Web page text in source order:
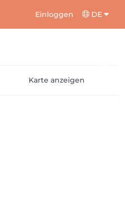
Einloggen DE
Karte anzeigen